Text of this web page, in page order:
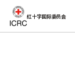
红十字国际委员会